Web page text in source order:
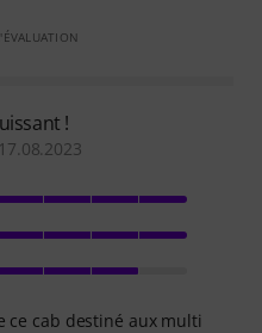
!
ce cab destiné aux multi